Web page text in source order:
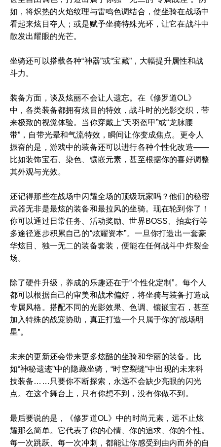
如，将炽热的火焰纹理与雷鸣色调结合，使坐骑在战场中
看起来炫目夺人；或是赋予坐骑特殊光环，让它在战斗中
散发出耀眼的光芒。
坐骑还可以搭载各种“神器”或“宝藏”，大幅提升属性和战
斗力。
装备方面，谈及炫丽不会让人遗忘。在《修罗道OL》
中，各类装备都拥有炫目的特效，战斗时的光影交织，带
来极致的视觉体验。当你穿戴上“天羽盔甲”或“龙脉腰
带”，自带光晕和气流特效，瞬间让你变成焦点。更令人
振奋的是，游戏中的装备还可以进行各种个性化改造——
比如装饰宝石、染色、镶嵌元素，甚至根据你的喜好调整
其外观与光效。
还记得那些在战场中闪耀全场的顶级玩家吗？他们的秘密
武器无非是最炫的装备和最拉风的坐骑。现在轮到你了！
你可以通过日常任务、活动奖励、世界BOSS、拍卖行等
多途径逐步积累自己的“炫耀资本”。一旦你打造出一套豪
华炫目、独一无二的装备套装，便能在任何战斗中炸裂全
场。
除了硬件升级，养成的乐趣还在于“个性化定制”。每个人
都可以根据自己的审美和战术偏好，将坐骑与装备打造成
专属风格。搭配不同的光影效果、色调、镶嵌宝石，甚至
加入特殊的战宠协助，真正打造一个只属于你的“战场明
星”。
未来的更新还会带来更多炫酷的坐骑和华丽的装备。比
如“神秘遗迹”中的隐藏坐骑，“时空裂缝”中出现的未来科
技装备……只要你不断探索，永远不会缺少亮眼的闪光
点。在这个舞台上，只有你想不到，没有你做不到。
最后要说的是，《修罗道OL》中的时尚元素，远不止炫
耀那么简单。它代表了你的心情、你的追求、你的个性。
每一次跳跃、每一次冲刺，都能让你感受到由内而外的自